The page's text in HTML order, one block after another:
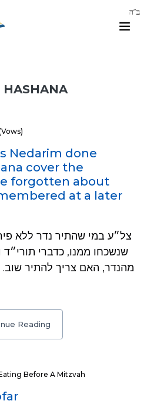
HASHANA
Nedarim done
cover the
forgotten about
at a later
שנשכחו ממנו, כדברי תורי״ד
מהנדר, האם צריך להתיר שוב.
Reading
Before A Mitzvah